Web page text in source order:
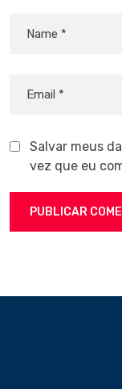
Salvar meus
vez que eu